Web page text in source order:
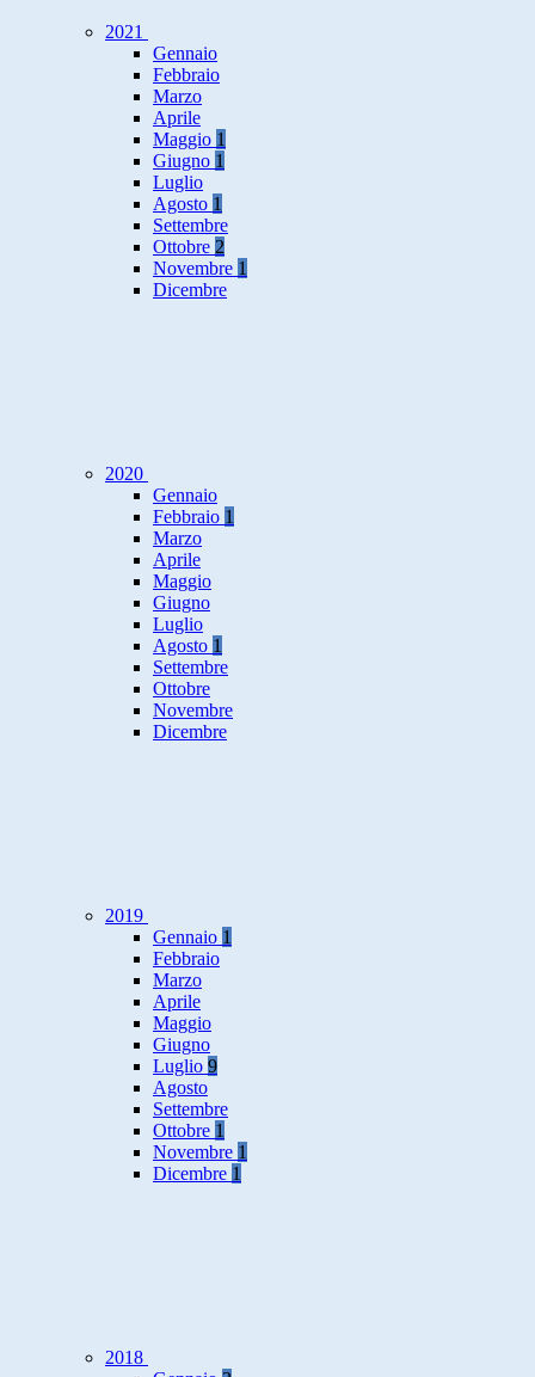
2021
Gennaio
Febbraio
Marzo
Aprile
Maggio 1
Giugno 1
Luglio
Agosto 1
Settembre
Ottobre 2
Novembre 1
Dicembre
2020
Gennaio
Febbraio 1
Marzo
Aprile
Maggio
Giugno
Luglio
Agosto 1
Settembre
Ottobre
Novembre
Dicembre
2019
Gennaio 1
Febbraio
Marzo
Aprile
Maggio
Giugno
Luglio 9
Agosto
Settembre
Ottobre 1
Novembre 1
Dicembre 1
2018